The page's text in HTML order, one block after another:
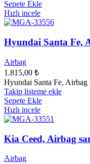
Sepete Ekle
Hızlı incele
Hyundai Santa Fe,
Airbag
1.815,00 ₺
Hyundai Santa Fe, Airbag
Takip listeme ekle
Sepete Ekle
Hızlı incele
Kia Ceed, Airbag
Airbag